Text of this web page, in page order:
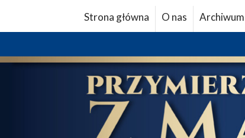
Strona główna O nas Archiwum